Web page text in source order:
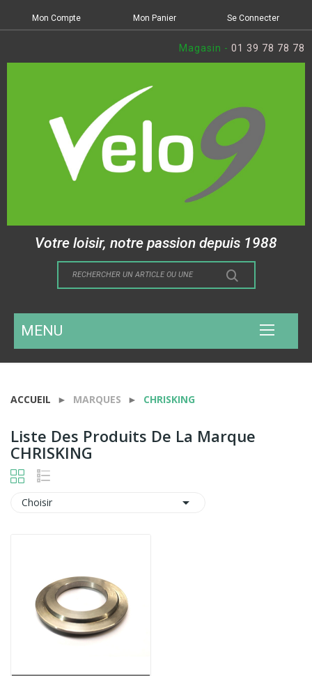
Mon Compte Mon Panier Se Connecter
Magasin - 01 39 78 78 78
Votre loisir, notre passion depuis 1988
MENU
ACCUEIL MARQUES CHRISKING
Liste Des Produits De La Marque
CHRISKING
Choisir 